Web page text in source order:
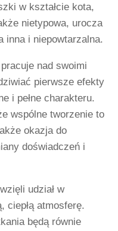
w kształcie kota,
nietypowa, urocza
inna i niepowtarzalna.
nad swoimi
pierwsze efekty
i pełne charakteru.
wspólne tworzenie to
okazja do
doświadczeń i
udział w
ciepłą atmosferę.
będą równie